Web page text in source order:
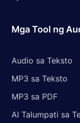
Mga Tool ng
Audio sa Teksto
MP3 sa Teksto
MP3 sa PDF
AI Talumpati sa